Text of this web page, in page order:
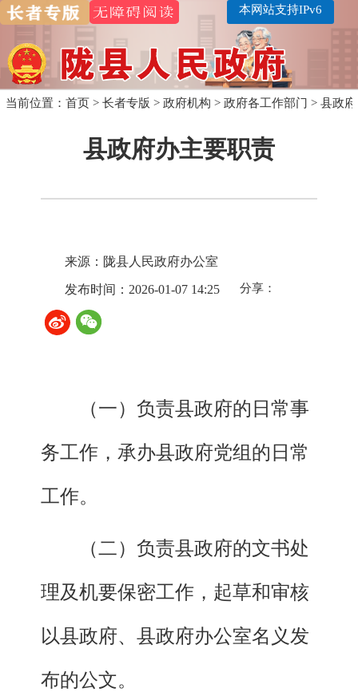
本网站支持IPv6
当前位置：首页 >长者专版 >政府机构 >政府各工作部门 >县政
县政府办主要职责
来源：陇县人民政府办公室
发布时间：2026-01-07 14:25 分享：
（一）负责县政府的日常事
务工作，承办县政府党组的日常
工作。
（二）负责县政府的文书处
理及机要保密工作，起草和审核
以县政府、县政府办公室名义发
布的公文。